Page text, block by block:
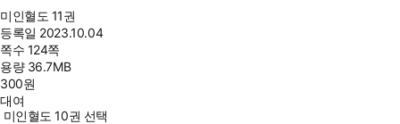
미인혈도 11권
등록일 2023.10.04
쪽수 124쪽
용량 36.7MB
300원
대여
미인혈도 10권 선택